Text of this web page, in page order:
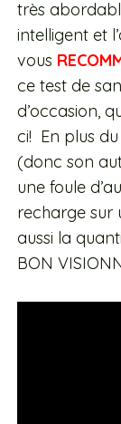
très
intelligent et
vous
ce test de
d’occasion,
ci! En plus
(donc son
une foule
recharge sur
aussi la
BON